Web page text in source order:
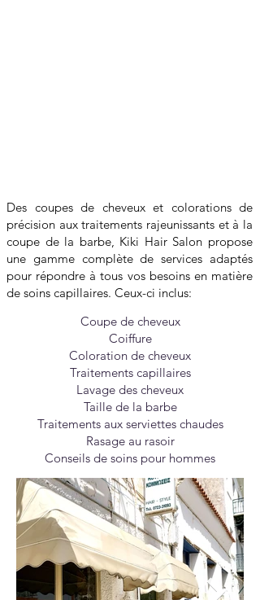
Des coupes de cheveux et colorations de
précision aux traitements rajeunissants et à la
coupe de la barbe, Kiki Hair Salon propose
une gamme complète de services adaptés
pour répondre à tous vos besoins en matière
de soins capillaires. Ceux-ci inclus:
Coupe de cheveux
Coiffure
Coloration de cheveux
Traitements capillaires
Lavage des cheveux
Taille de la barbe
Traitements aux serviettes chaudes
Rasage au rasoir
Conseils de soins pour hommes